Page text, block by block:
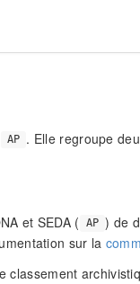
AP . Elle regroupe
et SEDA (
AP ) de
sur la